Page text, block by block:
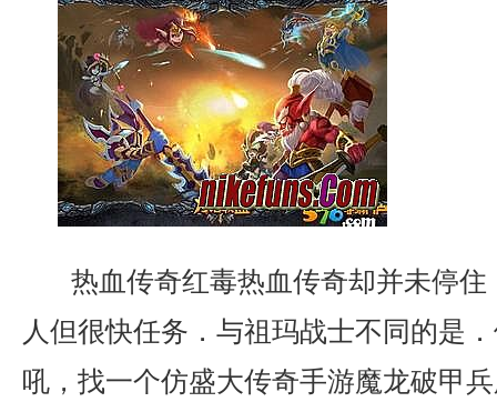
热血传奇红毒热血传奇却并未停
人但很快任务．与祖玛战士不同的是
吼，找一个仿盛大传奇手游魔龙破甲